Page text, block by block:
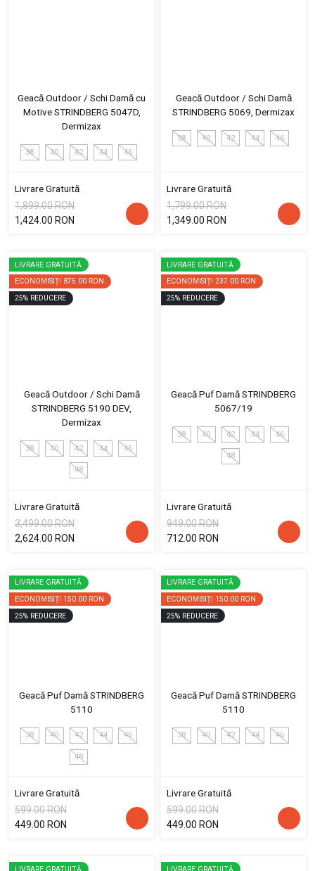
Geacă Outdoor / Schi Damă cu
Motive STRINDBERG 5047D,
Dermizax
38 40 42 44 46
Livrare Gratuită
1,899.00 RON
1,424.00 RON
Geacă Outdoor / Schi Damă
STRINDBERG 5069, Dermizax
38 40 42 44 46
Livrare Gratuită
1,799.00 RON
1,349.00 RON
LIVRARE GRATUITĂ
ECONOMISIȚI 875.00 RON
25% REDUCERE
Geacă Outdoor / Schi Damă
STRINDBERG 5190 DEV,
Dermizax
38 40 42 44 46
48
Livrare Gratuită
3,499.00 RON
2,624.00 RON
LIVRARE GRATUITĂ
ECONOMISIȚI 237.00 RON
25% REDUCERE
Geacă Puf Damă STRINDBERG
5067/19
38 40 42 44 46
48
Livrare Gratuită
949.00 RON
712.00 RON
LIVRARE GRATUITĂ
ECONOMISIȚI 150.00 RON
25% REDUCERE
Geacă Puf Damă STRINDBERG
5110
38 40 42 44 46
48
Livrare Gratuită
599.00 RON
449.00 RON
LIVRARE GRATUITĂ
ECONOMISIȚI 150.00 RON
25% REDUCERE
Geacă Puf Damă STRINDBERG
5110
38 40 42 44 46
Livrare Gratuită
599.00 RON
449.00 RON
LIVRARE GRATUITĂ LIVRARE GRATUITĂ